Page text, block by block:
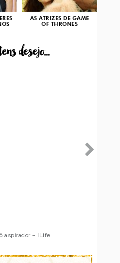
AS ATRIZES DE GAME
OF THRONES
desejo...
aspirador – ILife